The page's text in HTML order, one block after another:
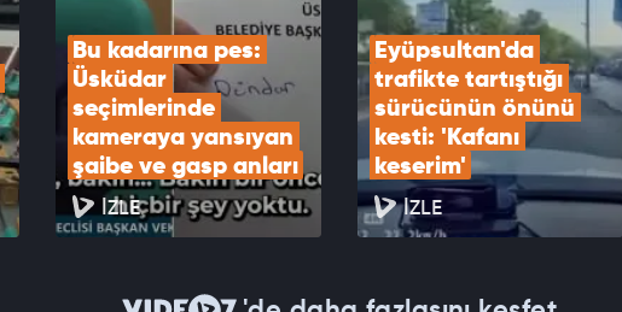
Bu kadarına pes:
Üsküdar
seçimlerinde
kameraya yansıyan
şaibe ve gasp anları
İZLE
Eyüpsultan'da
trafikte tartıştığı
sürücünün önünü
kesti: 'Kafanı
keserim'
İZLE